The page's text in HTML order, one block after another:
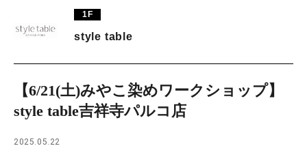
PARCOメンバーズ
1F
style table
【6/21(土)みやこ染めワークショップ】
style table吉祥寺パルコ店
2025.05.22